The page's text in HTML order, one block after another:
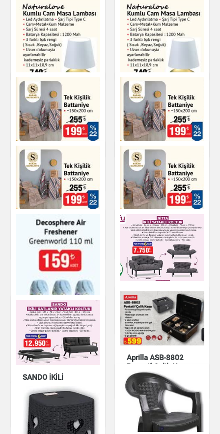
Kumlu Cam Masa
Lambası
Ev & Dekorasyon
Naturalove Kumlu
Cam Masa Lambası
Ev & Dekorasyon
Naturalove Kumlu
Cam Masa Lambası
Ev & Dekorasyon
Naturalove Kumlu
Cam Masa Lambası
Ev & Dekorasyon
Tek Kişilik Battaniye
Ev & Dekorasyon
Tek Kişilik Battaniye
Ev & Dekorasyon
Tek Kişilik Battaniye Tek Kişilik Battaniye
Ev & Dekorasyon
Decosphere Oda
Spreyi Greenworld
110 ml
NITTA İKİLİ YATAKLI
KOLTUK
Ev & Dekorasyon
Aprilla ASB-8802
Portatif Çelik Kasa
Ev & Dekorasyon
SANDO İKİLİ
KATLANIR YATAKLI
KOLTUK
Ev & Dekorasyon